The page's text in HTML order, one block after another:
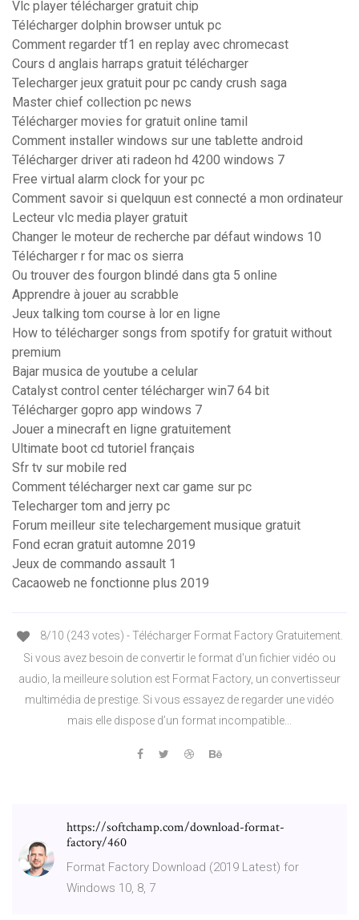
Vlc player télécharger gratuit chip
Télécharger dolphin browser untuk pc
Comment regarder tf1 en replay avec chromecast
Cours d anglais harraps gratuit télécharger
Telecharger jeux gratuit pour pc candy crush saga
Master chief collection pc news
Télécharger movies for gratuit online tamil
Comment installer windows sur une tablette android
Télécharger driver ati radeon hd 4200 windows 7
Free virtual alarm clock for your pc
Comment savoir si quelquun est connecté a mon ordinateur
Lecteur vlc media player gratuit
Changer le moteur de recherche par défaut windows 10
Télécharger r for mac os sierra
Ou trouver des fourgon blindé dans gta 5 online
Apprendre à jouer au scrabble
Jeux talking tom course à lor en ligne
How to télécharger songs from spotify for gratuit without
premium
Bajar musica de youtube a celular
Catalyst control center télécharger win7 64 bit
Télécharger gopro app windows 7
Jouer a minecraft en ligne gratuitement
Ultimate boot cd tutoriel français
Sfr tv sur mobile red
Comment télécharger next car game sur pc
Telecharger tom and jerry pc
Forum meilleur site telechargement musique gratuit
Fond ecran gratuit automne 2019
Jeux de commando assault 1
Cacaoweb ne fonctionne plus 2019
8/10 (243 votes) - Télécharger Format Factory Gratuitement.
Si vous avez besoin de convertir le format d'un fichier vidéo ou
audio, la meilleure solution est Format Factory, un convertisseur
multimédia de prestige. Si vous essayez de regarder une vidéo
mais elle dispose d’un format incompatible...
https://softchamp.com/download-format-
factory/460
Format Factory Download (2019 Latest) for
Windows 10, 8, 7